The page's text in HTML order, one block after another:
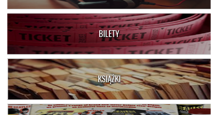
BILETY
KSIĄŻKI